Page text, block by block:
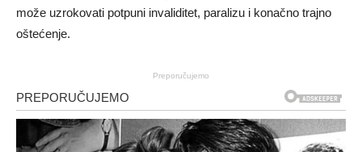
može uzrokovati potpuni invaliditet, paralizu i konačno trajno
oštećenje.
Preporučujemo